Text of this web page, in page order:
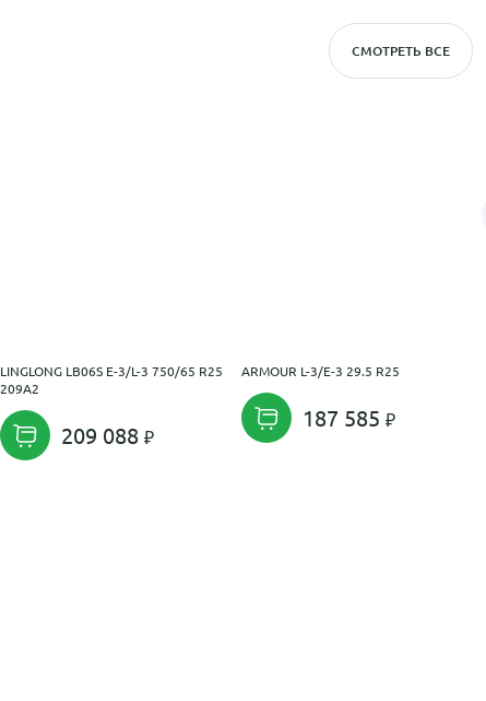
СМОТРЕТЬ ВСЕ
LINGLONG LB06S E-3/L-3 750/65 R25
209A2
209 088
ARMOUR L-3/E-3 29.5 R25
187 585